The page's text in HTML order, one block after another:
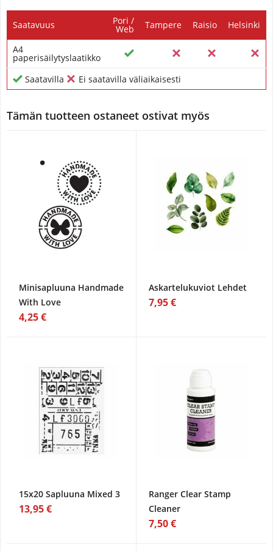
Saatavuus Pori /
Web Tampere Raisio Helsinki
A4
paperisäilytyslaatikko
Saatavilla
Ei saatavilla väliaikaisesti
Tämän tuotteen ostaneet ostivat myös
Minisapluuna Handmade
With Love
4,25 €
Askartelukuviot Lehdet
7,95 €
15x20 Sapluuna Mixed 3
13,95 €
Ranger Clear Stamp
Cleaner
7,50 €